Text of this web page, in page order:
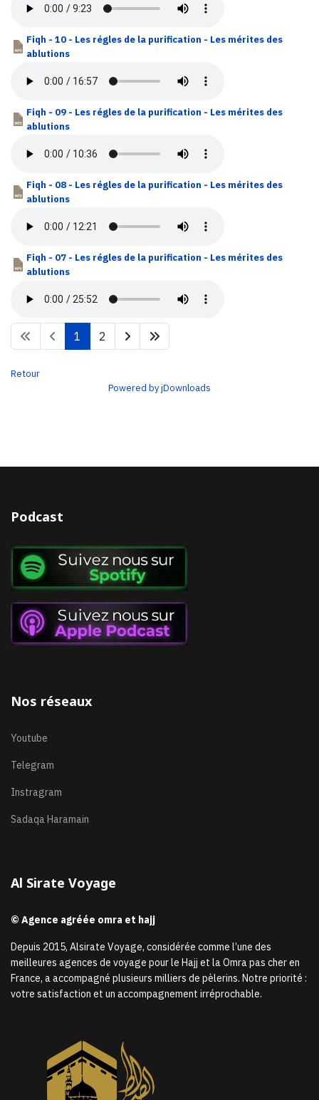
Fiqh - 10 - Les régles de la purification - Les mérites des
ablutions
Fiqh - 09 - Les régles de la purification - Les mérites des
ablutions
Fiqh - 08 - Les régles de la purification - Les mérites des
ablutions
Fiqh - 07 - Les régles de la purification - Les mérites des
ablutions
1 2
Retour
Powered by jDownloads
Podcast
Nos réseaux
Youtube
Telegram
Instragram
Sadaqa Haramain
Al Sirate Voyage
© Agence agréée omra et hajj
Depuis 2015, Alsirate Voyage, considérée comme l’une des
meilleures agences de voyage pour le Hajj et la Omra pas cher en
France, a accompagné plusieurs milliers de pèlerins. Notre priorité :
votre satisfaction et un accompagnement irréprochable.